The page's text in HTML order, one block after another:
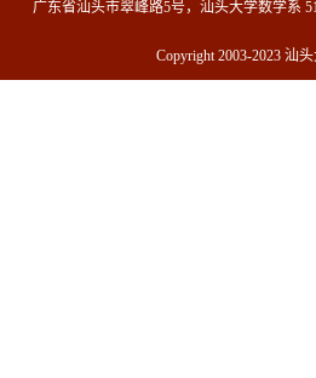
广东省汕头市翠峰路5号，汕头大学数学系
Copyright 2003-2023 汕